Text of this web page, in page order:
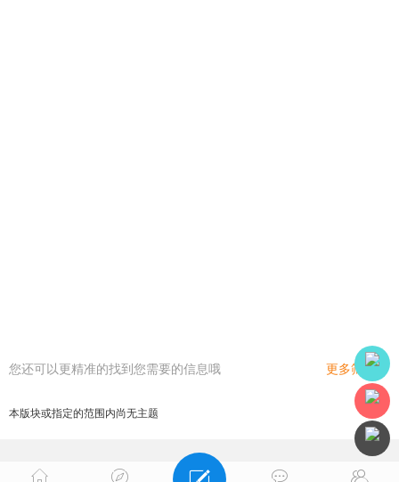
您还可以更精准的找到您需要的信息哦 更多筛选
本版块或指定的范围内尚无主题